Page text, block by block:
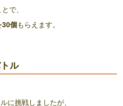
で、
30個もらえます。
ル
に挑戦しましたが、